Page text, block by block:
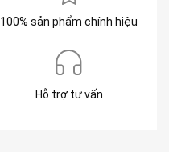
100% sản phẩm chính hiệu
Hỗ trợ tư vấn